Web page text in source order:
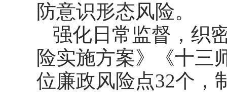
防意识形态风险。
强化日常监督，织
险实施方案》《十三
位廉政风险点32个，